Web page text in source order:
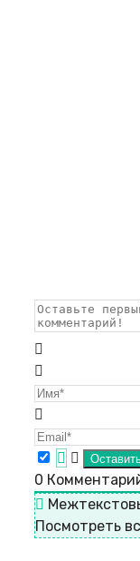
0
Посмотреть